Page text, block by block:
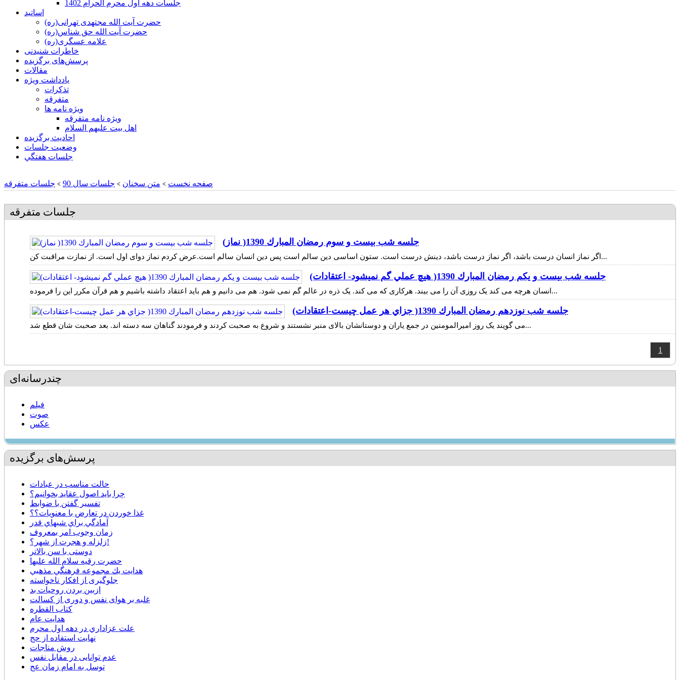
جلسات دهه اول محرم الحرام 1402
اساتید
حضرت آیت الله مجتهدی تهرانی(ره)
حضرت آیت الله حق شناس(ره)
علامه عسگری(ره)
خاطرات شنیدنی
پرسش‌های برگزیده
مقالات
یادداشت ویژه
تذكرات
متفرقه
ويژه نامه ها
ويژه نامه متفرقه
اهل بيت عليهم السلام
احادیث برگزیده
وضعیت جلسات
جلسات هفتگي
صفحه نخست > متن سخنان > جلسات سال 90 > جلسات متفرقه
جلسات متفرقه
جلسه شب بيست و سوم رمضان المبارك 1390( نماز)
اگر نماز انسان درست باشد، اگر نماز درست باشد، دینش درست است. ستون اساسی دین سالم است پس دین انسان سالم است.عرض کردم نماز دوای اول است. از نمازت مراقبت کن...
جلسه شب بيست و يكم رمضان المبارك 1390( هيچ عملي گم نميشود- اعتقادات)
انسان هرچه می کند یک روزی آن را می بیند. هرکاری که می کند. یک ذره در عالم گم نمی شود. هم می دانیم و هم باید اعتقاد داشته باشیم و هم قرآن مکرر این را فرموده...
جلسه شب نوزدهم رمضان المبارك 1390( جزاي هر عمل چيست-اعتقادات)
می گویند یک روز امیرالمومنین در جمع یاران و دوستانشان بالای منبر نشستند و شروع به صحبت کردند و فرمودند گناهان سه دسته اند. بعد صحبت شان قطع شد...
1
چندرسانه‌ای
فیلم
صوت
عکس
پرسش‌های برگزیده
حالت مناسب در عبادات
چرا بايد اصول عقاید بخوانیم؟
تفسیر گفتن با ضوابط
غذا خوردن در تعارض با معنويات؟؟
آمادگي براي شبهاي قدر
زمان وجوب امر بمعروف
زلزله و هجرت از شهر؟!
دوستی با سن بالاتر
حضرت رقیه سلام الله علیها
هدايت يك مجموعه فرهنگي مذهبي
جلوگیری از افکار ناخواسته
ازبین بردن روحیات بد
غلبه بر هوای نفس و دوری از کسالت
کتاب القطره
هدایت عام
علت عزاداري در دهه اول محرم
نهایت استفاده از حج
روش مناجات
عدم توانایی در مقابل نفس
توسل به امام زمان عج